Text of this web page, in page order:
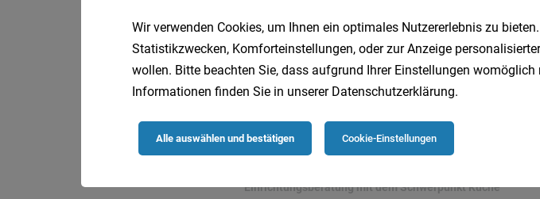
Traineeprogramm mit außerordentlicher
Einrichtungsberatung mit dem Schwerpunkt Küche
Sales Trainee – Küche &
Möbelix GmbH 02.08.2026
Einrichtungsberatung mit dem Schwerpunkt Küche
Wir verwenden Cookies, um Ihnen ein optimales Nutzererlebnis zu
Statistikzwecken, Komforteinstellungen, oder zur Anzeige
wollen. Bitte beachten Sie, dass aufgrund Ihrer Einstellungen
Informationen finden Sie in unserer Datenschutzerklärung.
Alle auswählen und bestätigen Cookie-Einstellungen